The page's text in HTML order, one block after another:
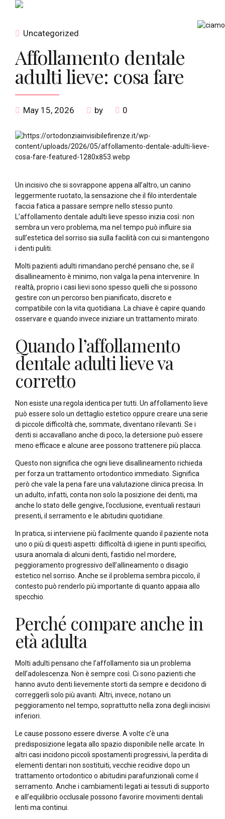
Uncategorized
Affollamento dentale
adulti lieve: cosa fare
May 15, 2026 by 0
Un incisivo che si sovrappone appena all’altro, un canino
leggermente ruotato, la sensazione che il filo interdentale
faccia fatica a passare sempre nello stesso punto.
L’affollamento dentale adulti lieve spesso inizia così: non
sembra un vero problema, ma nel tempo può influire sia
sull’estetica del sorriso sia sulla facilità con cui si mantengono
i denti puliti.
Molti pazienti adulti rimandano perché pensano che, se il
disallineamento è minimo, non valga la pena intervenire. In
realtà, proprio i casi lievi sono spesso quelli che si possono
gestire con un percorso ben pianificato, discreto e
compatibile con la vita quotidiana. La chiave è capire quando
osservare e quando invece iniziare un trattamento mirato.
Quando l’affollamento
dentale adulti lieve va
corretto
Non esiste una regola identica per tutti. Un affollamento lieve
può essere solo un dettaglio estetico oppure creare una serie
di piccole difficoltà che, sommate, diventano rilevanti. Se i
denti si accavallano anche di poco, la detersione può essere
meno efficace e alcune aree possono trattenere più placca.
Questo non significa che ogni lieve disallineamento richieda
per forza un trattamento ortodontico immediato. Significa
però che vale la pena fare una valutazione clinica precisa. In
un adulto, infatti, conta non solo la posizione dei denti, ma
anche lo stato delle gengive, l’occlusione, eventuali restauri
presenti, il serramento e le abitudini quotidiane.
In pratica, si interviene più facilmente quando il paziente nota
uno o più di questi aspetti: difficoltà di igiene in punti specifici,
usura anomala di alcuni denti, fastidio nel mordere,
peggioramento progressivo dell’allineamento o disagio
estetico nel sorriso. Anche se il problema sembra piccolo, il
contesto può renderlo più importante di quanto appaia allo
specchio.
Perché compare anche in
età adulta
Molti adulti pensano che l’affollamento sia un problema
dell’adolescenza. Non è sempre così. Ci sono pazienti che
hanno avuto denti lievemente storti da sempre e decidono di
correggerli solo più avanti. Altri, invece, notano un
peggioramento nel tempo, soprattutto nella zona degli incisivi
inferiori.
Le cause possono essere diverse. A volte c’è una
predisposizione legata allo spazio disponibile nelle arcate. In
altri casi incidono piccoli spostamenti progressivi, la perdita di
elementi dentari non sostituiti, vecchie recidive dopo un
trattamento ortodontico o abitudini parafunzionali come il
serramento. Anche i cambiamenti legati ai tessuti di supporto
e all’equilibrio occlusale possono favorire movimenti dentali
lenti ma continui.